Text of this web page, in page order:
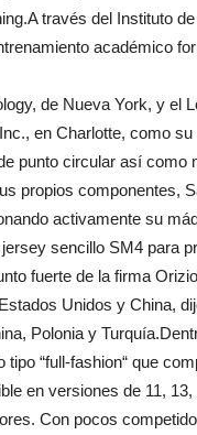
través del Instituto
académico
de Nueva York, y el
en Charlotte, como
punto circular así
propios componentes,
activamente su
sencillo SM4 para
fuerte de la firma
Unidos y China,
Polonia y
“full-fashion“ que
en versiones de 11,
Con pocos